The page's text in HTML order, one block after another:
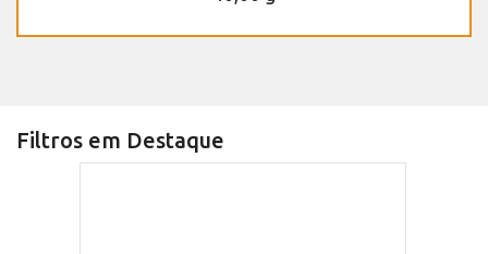
Filtros em Destaque